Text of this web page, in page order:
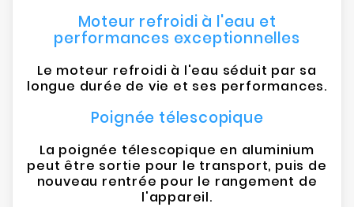
Moteur refroidi à l'eau et
performances exceptionnelles
Le moteur refroidi à l'eau séduit par sa
longue durée de vie et ses performances.
Poignée télescopique
La poignée télescopique en aluminium
peut être sortie pour le transport, puis de
nouveau rentrée pour le rangement de
l'appareil.